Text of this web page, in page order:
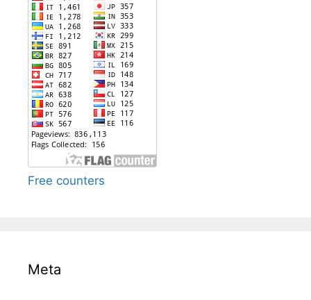
Free counters
Meta